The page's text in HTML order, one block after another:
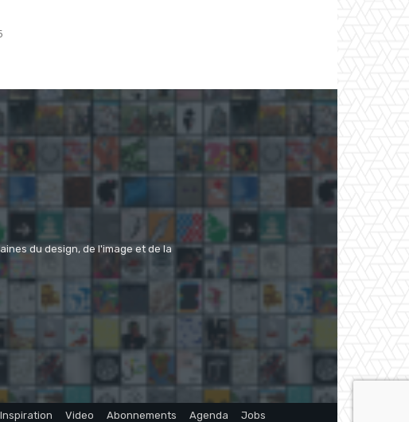
du design, de l'image et de la
Inspiration Video Abonnements Agenda
Jobs